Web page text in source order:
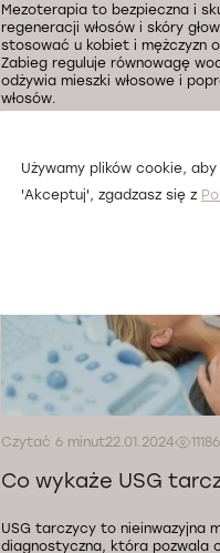
Mezoterapia to bezpieczna i
regeneracji włosów i skóry
stosować u kobiet i mężczyzn
Zabieg reguluje równowagę
odżywia mieszki włosowe i
włosów.
Czytać 6 minut22.01.2024 11186
Co wykaże USG
USG tarczycy to nieinwazyjna
diagnostyczna, która pozwala
Używamy plików cookie,
'Akceptuj', zgadzasz się z